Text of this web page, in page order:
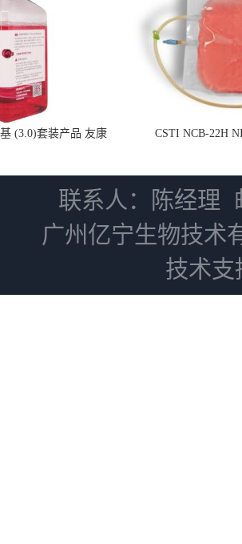
(3.0)套装产品 友康
CSTI NCB-22H
联系人：陈经理
广州亿宁生物技术
技术